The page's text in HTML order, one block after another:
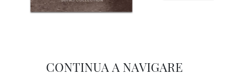
CONTINUA A NAVIGARE